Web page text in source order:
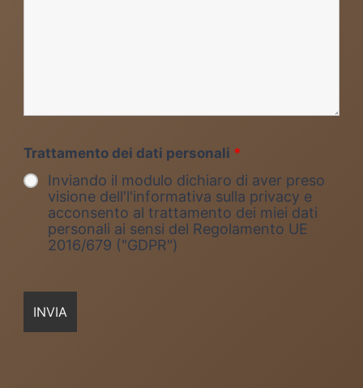
Trattamento dei dati personali *
Inviando il modulo dichiaro di aver preso
visione dell'l'informativa sulla privacy e
acconsento al trattamento dei miei dati
personali ai sensi del Regolamento UE
2016/679 ("GDPR")